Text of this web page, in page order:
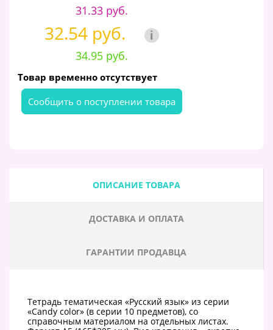
31.33 руб.
32.54 руб. i
34.95 руб.
Товар временно отсутствует
Cообщить о поступлении товара
ОПИСАНИЕ ТОВАРА
ДОСТАВКА И ОПЛАТА
ГАРАНТИИ ПРОДАВЦА
Тетрадь тематическая «Русский язык» из серии
«Candy color» (в серии 10 предметов), со
справочным материалом на отдельных листах.